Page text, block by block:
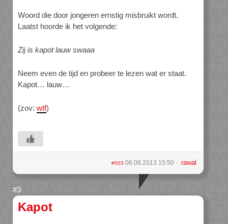
Woord die door jongeren ernstig misbruikt wordt.
Laatst hoorde ik het volgende:
Zij is kapot lauw swaaa
Neem even de tijd en probeer te lezen wat er staat.
Kapot… lauw…
(zov: wtf)
#50306.08.2013 15:50 rawal
Kapot